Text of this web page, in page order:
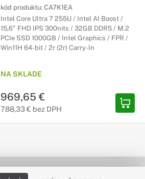
kód produktu: CA7K1EA
Intel Core Ultra 7 255U / Intel AI Boost /
15,6" FHD IPS 300nits / 32GB DDR5 / M.2
PCIe SSD 1000GB / Intel Graphics / FPR /
Win11H 64-bit / 2r (2r) Carry-In
NA SKLADE
969,65 €
788,33 € bez DPH